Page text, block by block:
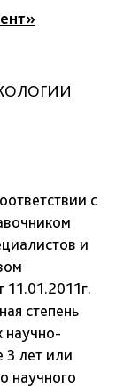
с
и
11.01.2011г.
степень
научно-
3 лет или
научного